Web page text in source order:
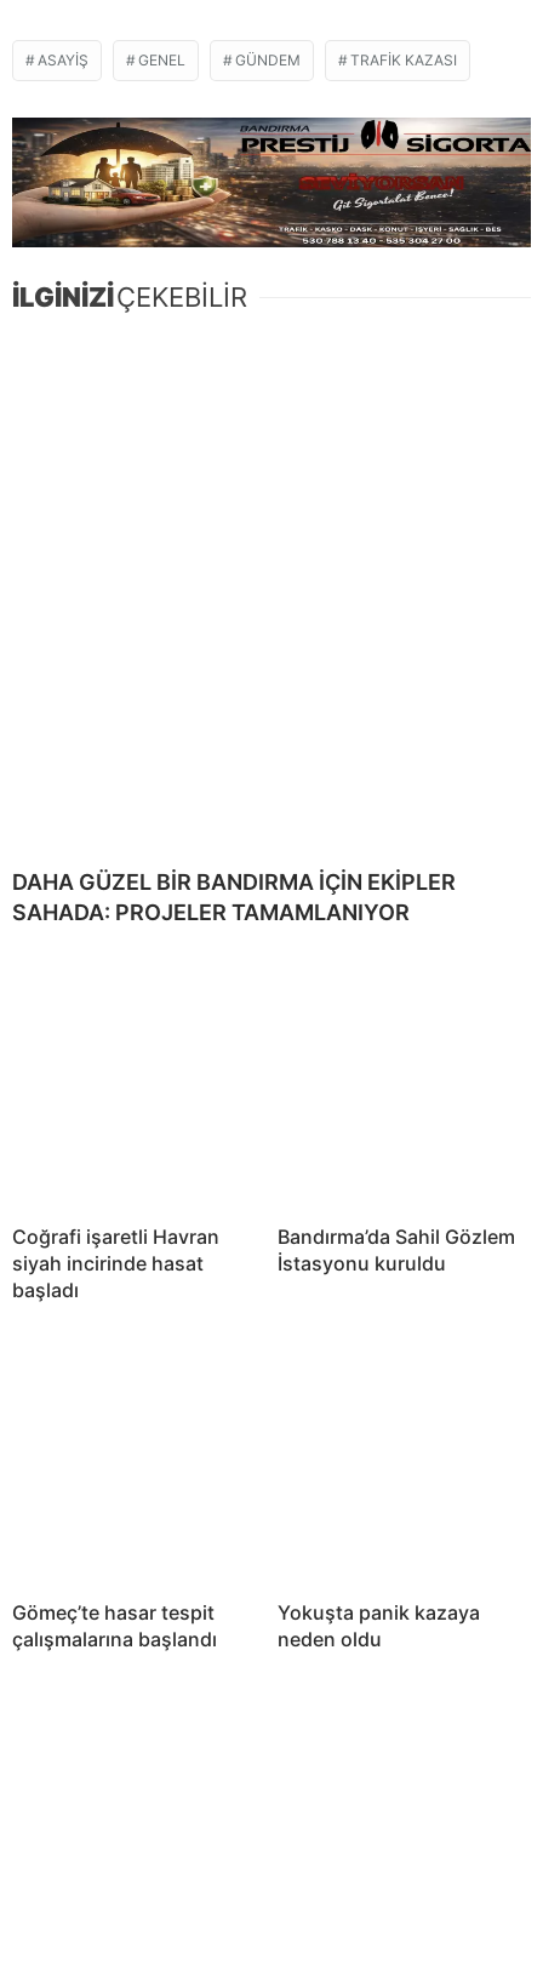
ASAYIŞ GENEL GÜNDEM TRAFIK KAZASI
İLGİNİZİÇEKEBİLİR
DAHA GÜZEL BİR BANDIRMA İÇİN EKİPLER
SAHADA: PROJELER TAMAMLANIYOR
Coğrafi işaretli Havran
siyah incirinde hasat
başladı
Bandırma’da Sahil Gözlem
İstasyonu kuruldu
Gömeç’te hasar tespit
çalışmalarına başlandı
Yokuşta panik kazaya
neden oldu